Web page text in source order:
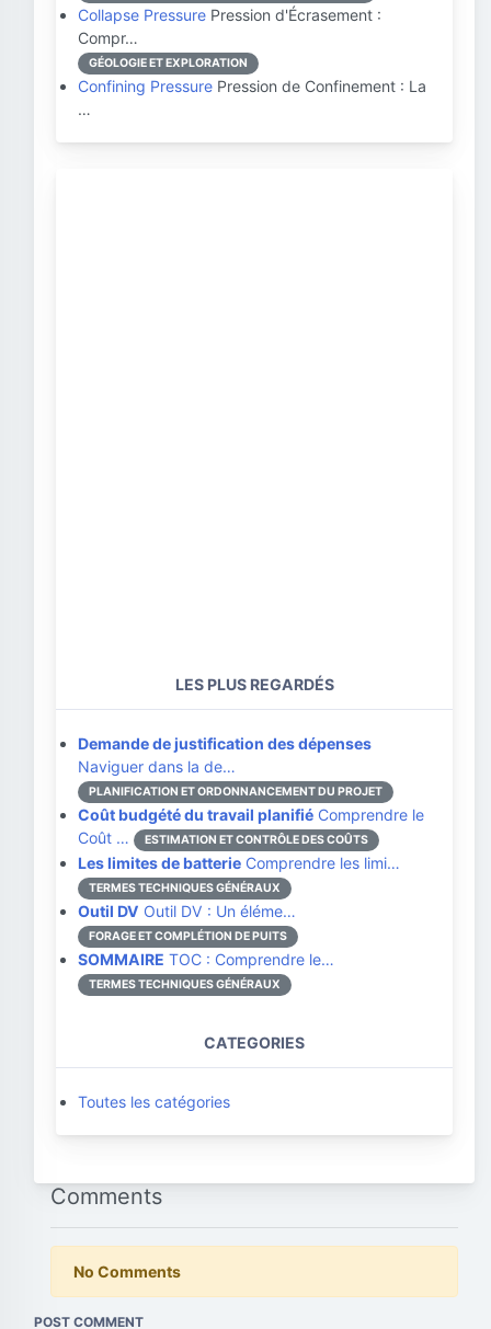
Collapse Pressure Pression d'Écrasement :
Compr…
GÉOLOGIE ET EXPLORATION
Confining Pressure Pression de Confinement : La
…
LES PLUS REGARDÉS
Demande de justification des dépenses
Naviguer dans la de…
PLANIFICATION ET ORDONNANCEMENT DU PROJET
Coût budgété du travail planifié Comprendre le
Coût …
ESTIMATION ET CONTRÔLE DES COÛTS
Les limites de batterie Comprendre les limi…
TERMES TECHNIQUES GÉNÉRAUX
Outil DV Outil DV : Un éléme…
FORAGE ET COMPLÉTION DE PUITS
SOMMAIRE TOC : Comprendre le…
TERMES TECHNIQUES GÉNÉRAUX
CATEGORIES
Toutes les catégories
Comments
No Comments
POST COMMENT